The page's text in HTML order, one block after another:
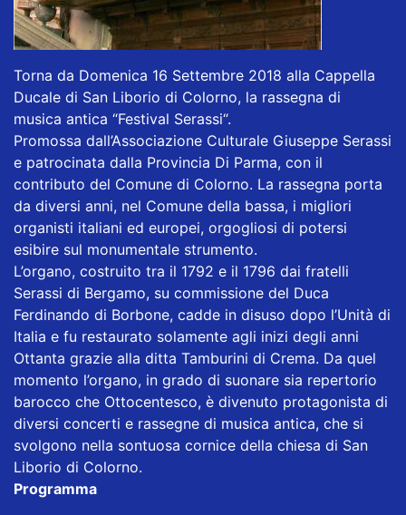
Torna da Domenica 16 Settembre 2018 alla Cappella
Ducale di San Liborio di Colorno, la rassegna di
musica antica “Festival Serassi“.
Promossa dall’Associazione Culturale Giuseppe Serassi
e patrocinata dalla Provincia Di Parma, con il
contributo del Comune di Colorno. La rassegna porta
da diversi anni, nel Comune della bassa, i migliori
organisti italiani ed europei, orgogliosi di potersi
esibire sul monumentale strumento.
L’organo, costruito tra il 1792 e il 1796 dai fratelli
Serassi di Bergamo, su commissione del Duca
Ferdinando di Borbone, cadde in disuso dopo l’Unità di
Italia e fu restaurato solamente agli inizi degli anni
Ottanta grazie alla ditta Tamburini di Crema. Da quel
momento l’organo, in grado di suonare sia repertorio
barocco che Ottocentesco, è divenuto protagonista di
diversi concerti e rassegne di musica antica, che si
svolgono nella sontuosa cornice della chiesa di San
Liborio di Colorno.
Programma